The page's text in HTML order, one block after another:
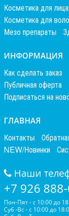
Косметика для лица
Косметика для
Мезо препараты
ИНФОРМАЦИЯ
Как сделать заказ
Публичная оферта
Подписаться на
ГЛАВНАЯ
Контакты
NEW/Новинки
Наши
+7 926
Пон-Пят - с 10:00 до
Суб -Вс - с 10:00 до